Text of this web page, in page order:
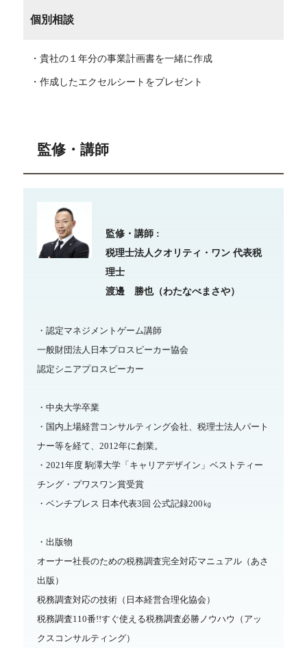
個別相談
・貴社の１年分の事業計画書を一緒に作成
・作成したエクセルシートをプレゼント
監修・講師
監修・講師 :
税理士法人クオリティ・ワン 代表税
理士
渡邊 勝也（わたなべまさや）
・認定マネジメントゲーム講師
一般財団法人日本プロスピーカー協会
認定シニアプロスピーカー
・中央大学卒業
・国内上場経営コンサルティング会社、税理士法人パート
ナー等を経て、2012年に創業。
・2021年度 駒澤大学「キャリアデザイン」ベストティー
チング・プワスワン賞受賞
・ベンチプレス 日本代表3回 公式記録200㎏
・出版物
オーナー社長のための税務調査完全対応マニュアル（あさ
出版）
税務調査対応の技術（日本経営合理化協会）
税務調査110番!!すぐ使える税務調査必勝ノウハウ（アッ
クスコンサルティング）